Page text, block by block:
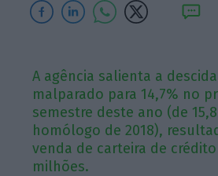
A agência salienta a
malparado para 14,7% no
semestre deste ano (de
homólogo de 2018),
venda de carteira de crédito
milhões.